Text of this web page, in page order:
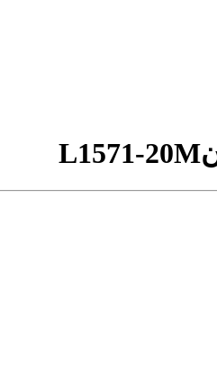
L1571-20M